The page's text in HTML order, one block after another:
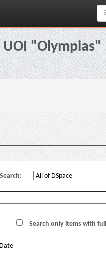
"Olympias"
Search:
Search only items with